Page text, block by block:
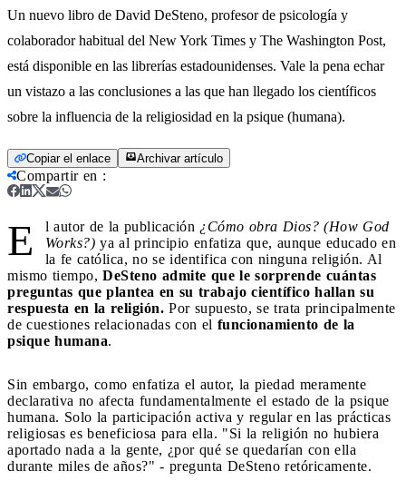
Un nuevo libro de David DeSteno, profesor de psicología y
colaborador habitual del New York Times y The Washington Post,
está disponible en las librerías estadounidenses. Vale la pena echar
un vistazo a las conclusiones a las que han llegado los científicos
sobre la influencia de la religiosidad en la psique (humana).
Copiar el enlace Archivar artículo
Compartir en :
E l autor de la publicación ¿Cómo obra Dios? (How God
Works?) ya al principio enfatiza que, aunque educado en
la fe católica, no se identifica con ninguna religión. Al
mismo tiempo, DeSteno admite que le sorprende cuántas
preguntas que plantea en su trabajo científico hallan su
respuesta en la religión. Por supuesto, se trata principalmente
de cuestiones relacionadas con el funcionamiento de la
psique humana.
Sin embargo, como enfatiza el autor, la piedad meramente
declarativa no afecta fundamentalmente el estado de la psique
humana. Solo la participación activa y regular en las prácticas
religiosas es beneficiosa para ella. "Si la religión no hubiera
aportado nada a la gente, ¿por qué se quedarían con ella
durante miles de años?" - pregunta DeSteno retóricamente.